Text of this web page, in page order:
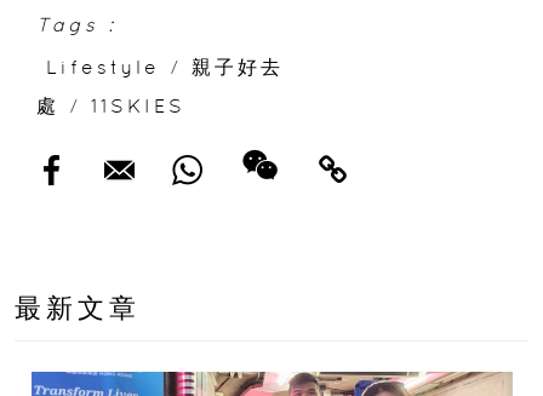
Tags :
Lifestyle
/
親子好去
處
/ 11SKIES
最新文章